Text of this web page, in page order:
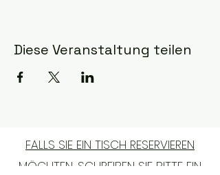
Diese Veranstaltung teilen
FALLS SIE EIN TISCH RESERVIEREN
MÖCHTEN, SCHREIBEN SIE BITTE EIN